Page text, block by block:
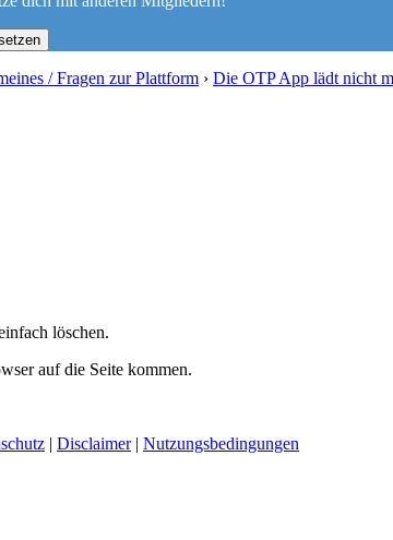
/ Fragen zur Plattform › Die OTP App lädt nicht
löschen.
auf die Seite kommen.
| Disclaimer| Nutzungsbedingungen